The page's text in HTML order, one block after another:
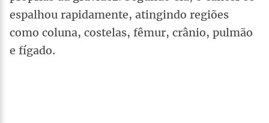
espalhou rapidamente, atingindo regiões
como coluna, costelas, fêmur, crânio, pulmão
e fígado.